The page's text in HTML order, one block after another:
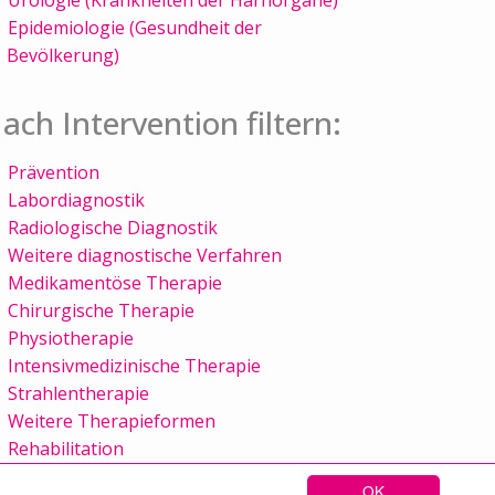
OK
Epidemiologie (Gesundheit der
Bevölkerung)
Intervention filtern:
Prävention
Labordiagnostik
Radiologische Diagnostik
Weitere diagnostische Verfahren
Medikamentöse Therapie
Chirurgische Therapie
Physiotherapie
Intensivmedizinische Therapie
Strahlentherapie
Weitere Therapieformen
Rehabilitation